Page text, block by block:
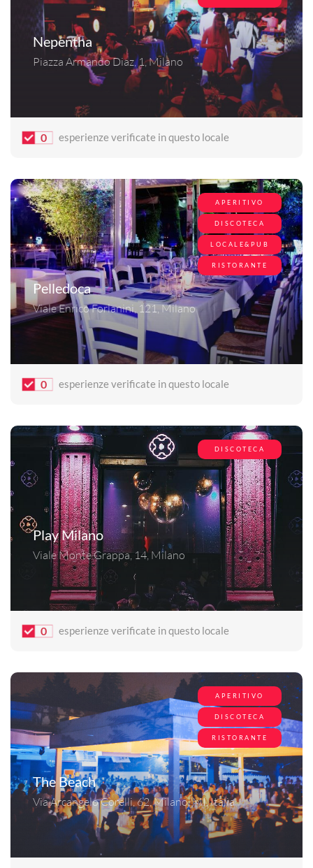
Nepentha
Piazza Armando Diaz, 1, Milano
0 esperienze verificate in questo locale
APERITIVO
DISCOTECA
LOCALE&PUB
RISTORANTE
Pelledoca
Viale Enrico Forlanini, 121, Milano
0 esperienze verificate in questo locale
DISCOTECA
Play Milano
Viale Monte Grappa, 14, Milano
0 esperienze verificate in questo locale
APERITIVO
DISCOTECA
RISTORANTE
The Beach
Via Arcangelo Corelli, 62, Milano, MI, Italia